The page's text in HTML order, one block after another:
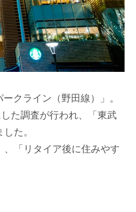
クライン（野田線）」。
た調査が行われ、「東武
た。
「リタイア後に住みやす